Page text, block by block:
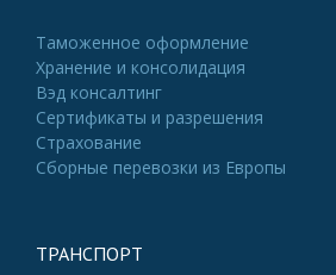
Таможенное оформление
Хранение и консолидация
Вэд консалтинг
Сертификаты и разрешения
Страхование
Сборные перевозки из Европы
ТРАНСПОРТ